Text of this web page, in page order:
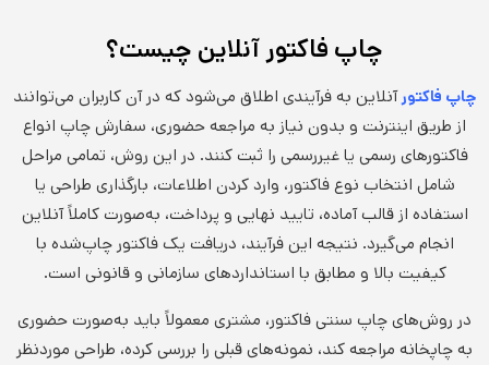
چاپ فاکتور آنلاین چیست؟
چاپ فاکتورآنلاین به فرآیندی اطلاق می‌شود که در آن کاربران می‌توانند
از طریق اینترنت و بدون نیاز به مراجعه حضوری، سفارش چاپ انواع
فاکتورهای رسمی یا غیررسمی را ثبت کنند. در این روش، تمامی مراحل
شامل انتخاب نوع فاکتور، وارد کردن اطلاعات، بارگذاری طراحی یا
استفاده از قالب آماده، تایید نهایی و پرداخت، به‌صورت کاملاً آنلاین
انجام می‌گیرد. نتیجه این فرآیند، دریافت یک فاکتور چاپ‌شده با
کیفیت بالا و مطابق با استانداردهای سازمانی و قانونی است.
در روش‌های چاپ سنتی فاکتور، مشتری معمولاً باید به‌صورت حضوری
به چاپخانه مراجعه کند، نمونه‌های قبلی را بررسی کرده، طراحی موردنظر